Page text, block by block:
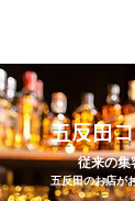
五反田
従来の集
五反田のお店が